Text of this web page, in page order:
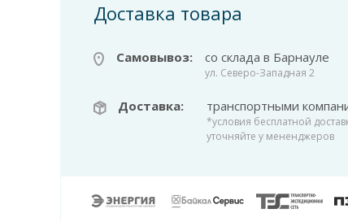
Доставка товара
Самовывоз: со склада в Барнауле
ул. Северо-Западная 2
Доставка: транспортными
*условия бесплатной
уточняйте у мененджеров